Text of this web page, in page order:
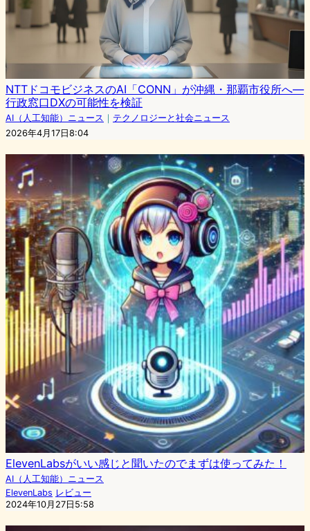
NTTドコモビジネスのAI「CONN」が沖縄・那覇市役所へ—
行政窓口DXの可能性を検証
AI（人工知能）ニュース ｜ テクノロジーと社会ニュース
2026年4月17日8:04
ElevenLabsがいい感じと聞いたのでまずは使ってみた！
AI（人工知能）ニュース
ElevenLabs レビュー
2024年10月27日5:58